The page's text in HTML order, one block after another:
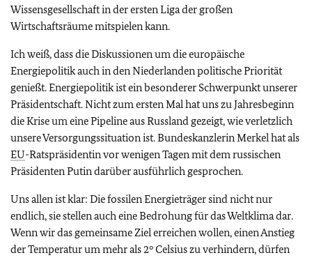
Wissensgesellschaft in der ersten Liga der großen
Wirtschaftsräume mitspielen kann.
Ich weiß, dass die Diskussionen um die europäische
Energiepolitik auch in den Niederlanden politische Priorität
genießt. Energiepolitik ist ein besonderer Schwerpunkt unserer
Präsidentschaft. Nicht zum ersten Mal hat uns zu Jahresbeginn
die Krise um eine Pipeline aus Russland gezeigt, wie verletzlich
unsere Versorgungssituation ist. Bundeskanzlerin Merkel hat als
EU-Ratspräsidentin vor wenigen Tagen mit dem russischen
Präsidenten Putin darüber ausführlich gesprochen.
Uns allen ist klar: Die fossilen Energieträger sind nicht nur
endlich, sie stellen auch eine Bedrohung für das Weltklima dar.
Wenn wir das gemeinsame Ziel erreichen wollen, einen Anstieg
der Temperatur um mehr als 2° Celsius zu verhindern, dürfen